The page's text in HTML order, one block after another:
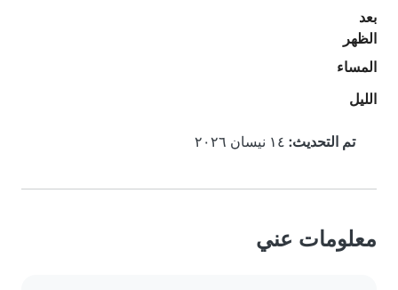
بعد
الظهر
المساء
الليل
تم التحديث:
معلومات عني